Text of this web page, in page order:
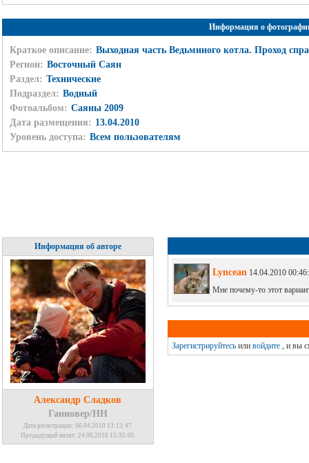
Информация о
Краткое описание: Выходная часть Ведьминого котла. Проход
Регион: Восточный Саян
Раздел: Технические
Подраздел: Водный
Фотоальбом: Саяны 2009
Дата размещения: 13.04.2010
Уровень доступа: Всем пользователям
Информация об авторе
Александр Сладков
Ганновер/НН
Дата регистрации: 06.04.2010 13:13:47
Предыдущий визит: 24.06.2016 15:35:05
Lyncean14.04.2010
Мне почему-то этот
Зарегистрируйтесьили войдите, и вы